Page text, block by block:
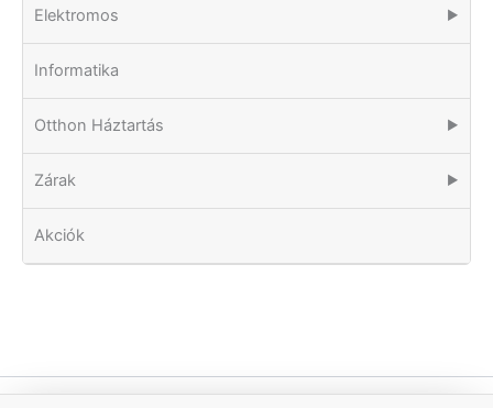
Elektromos ▶
Informatika
Otthon Háztartás ▶
Zárak ▶
Akciók